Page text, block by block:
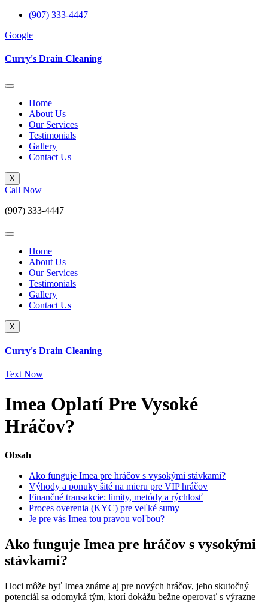
Skip
content
(907) 333-4447
Google
Curry's Drain Cleaning
Home
About Us
Our Services
Testimonials
Gallery
Contact Us
X
Call Now
(907) 333-4447
Home
About Us
Our Services
Testimonials
Gallery
Contact Us
X
Curry's Drain Cleaning
Text Now
Imea Oplatí Pre Vysoké
Hráčov?
Obsah
Ako funguje Imea pre hráčov s vysokými stávkami?
Výhody a ponuky šité na mieru pre VIP hráčov
Finančné transakcie: limity, metódy a rýchlosť
Proces overenia (KYC) pre veľké sumy
Je pre vás Imea tou pravou voľbou?
Ako funguje Imea pre hráčov s vysokými
stávkami?
Hoci môže byť Imea známe aj pre nových hráčov, jeho skutočný
potenciál sa odomyká tým, ktorí dokážu bežne operovať s výrazne